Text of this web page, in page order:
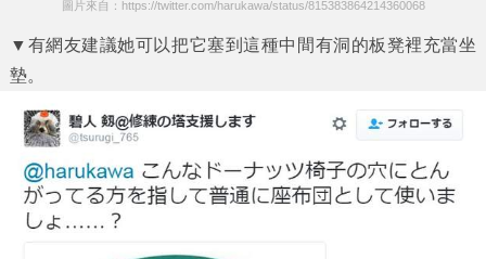
圖片來自：https://twitter.com/harukawa/status/815383864214360068
▼有網友建議她可以把它塞到這種中間有洞的板凳裡充當坐
墊。